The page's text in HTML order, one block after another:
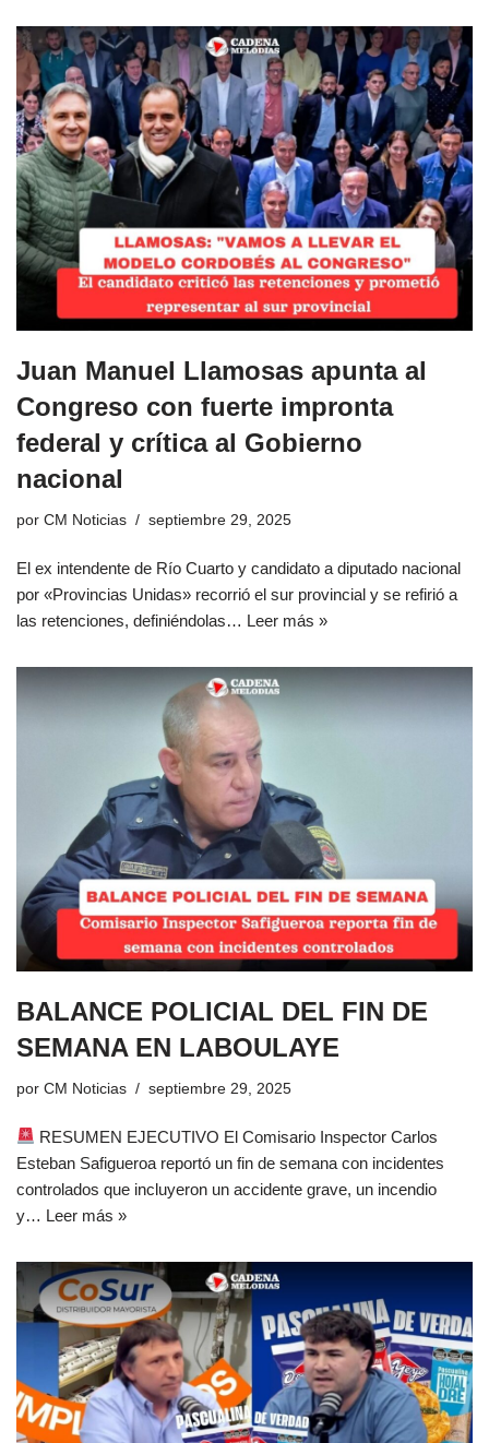
Juan Manuel Llamosas apunta al
Congreso con fuerte impronta
federal y crítica al Gobierno
nacional
por CM Noticias septiembre 29, 2025
El ex intendente de Río Cuarto y candidato a diputado nacional
por «Provincias Unidas» recorrió el sur provincial y se refirió a
las retenciones, definiéndolas… Leer más »
BALANCE POLICIAL DEL FIN DE
SEMANA EN LABOULAYE
por CM Noticias septiembre 29, 2025
RESUMEN EJECUTIVO El Comisario Inspector Carlos
Esteban Safigueroa reportó un fin de semana con incidentes
controlados que incluyeron un accidente grave, un incendio
y… Leer más »